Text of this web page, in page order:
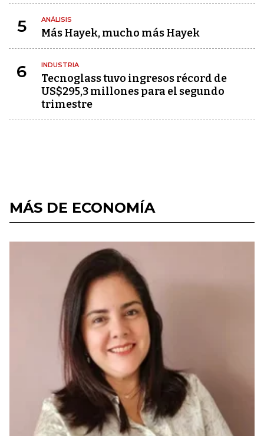
5 ANÁLISIS
Más Hayek, mucho más Hayek
6 INDUSTRIA
Tecnoglass tuvo ingresos récord de
US$295,3 millones para el segundo
trimestre
MÁS DE ECONOMÍA